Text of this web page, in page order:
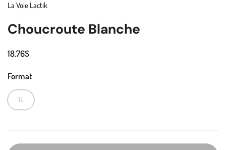
La Voie Lactik
Choucroute Blanche
18.76$
Format
1L